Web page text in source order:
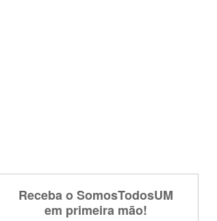
Receba o SomosTodosUM
em primeira mão!